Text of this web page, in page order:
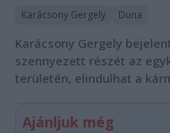
Karácsony Gergely Duna
Karácsony Gergely
szennyezett részét az
területén, elindulhat a
Ajánljuk még